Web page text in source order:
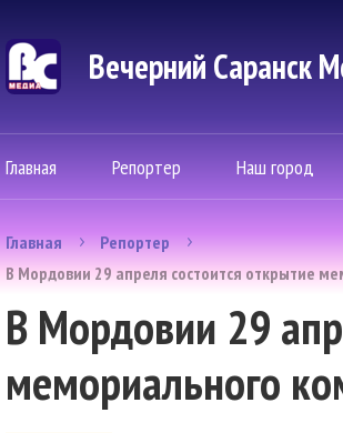
Вечерний Саранск
Главная Репортер Наш город
Главная
Репортер
В Мордовии 29 апреля состоится открытие
В Мордовии 29
мемориального